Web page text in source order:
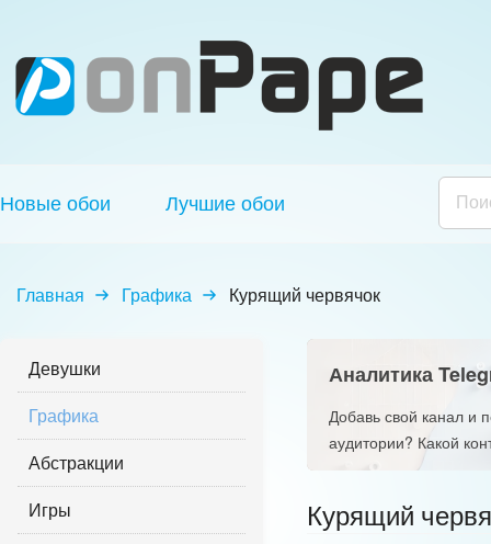
Новые обои Лучшие обои
Главная Графика Курящий червячок
Девушки
Графика
Абстракции
Игры
Аналитика
Добавь свой канал и
аудитории? Какой
Курящий